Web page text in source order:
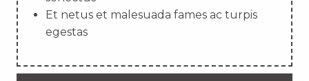
Et netus et malesuada fames ac turpis
egestas